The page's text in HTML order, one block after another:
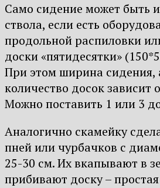
Само сидение может быть
ствола, если есть
продольной распиловки
доски «пятидесятки»
При этом ширина сидения,
количество досок
Можно поставить 1 или 3
Аналогично скамейку
пней или чурбачков с
25-30 см. Их вкапывают в
прибивают доску –